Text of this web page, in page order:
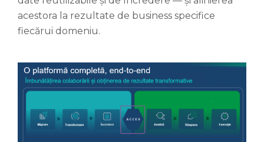
acestora la rezultate de business specifice
fiecărui domeniu.